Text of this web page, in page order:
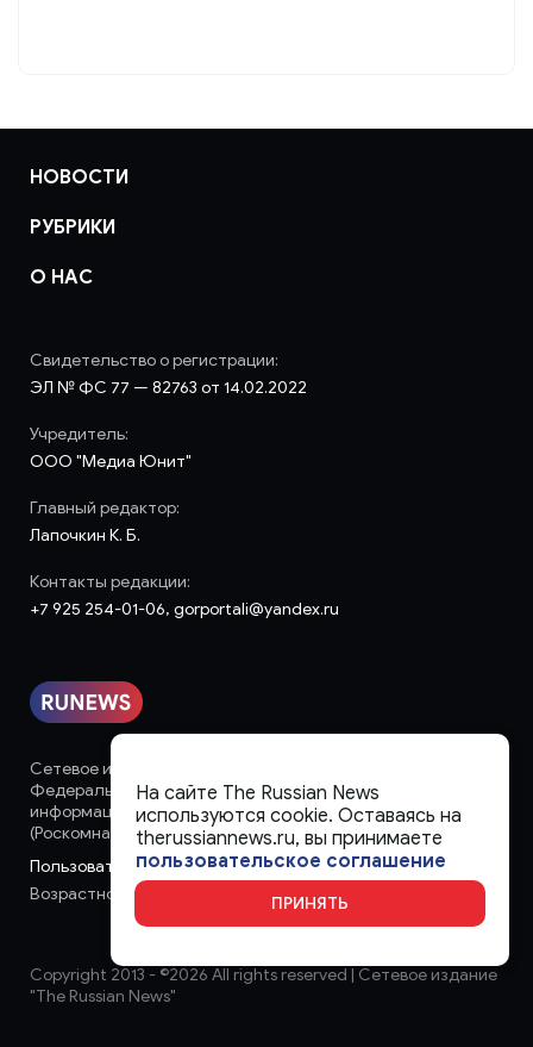
НОВОСТИ
РУБРИКИ
О НАС
Сетевое издание «runews» (18+) зарегистрировано в
Федеральной службе по надзору в сфере связи,
информационных технологий и массовых коммуникаций
(Роскомнадзор)
Пользовательское соглашение
Возрастное ограничение:
Свидетельство о регистрации:
ЭЛ № ФС 77 — 82763 от 14.02.2022
Учредитель:
ООО "Медиа Юнит"
Главный редактор:
Лапочкин К. Б.
Контакты редакции:
+7 925 254-01-06, gorportali@yandex.ru
Copyright 2013 - ©2026 All rights reserved | Сетевое издание
"The Russian News"
На сайте The Russian News
используются cookie. Оставаясь на
therussiannews.ru, вы принимаете
пользовательское соглашение
ПРИНЯТЬ